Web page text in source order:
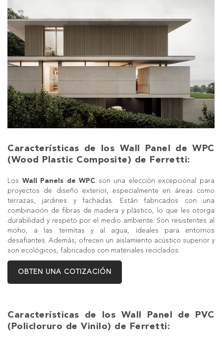
Características de los Wall Panel de WPC
(Wood Plastic Composite) de Ferretti:
Los Wall Panels de WPC son una elección excepcional para
proyectos de diseño exterior, especialmente en áreas como
terrazas, jardines y fachadas. Están fabricados con una
combinación de fibras de madera y plástico, lo que les otorga
durabilidad y respeto por el medio ambiente. Son resistentes al
moho, a las termitas y al agua, ideales para entornos
desafiantes. Además, ofrecen un aislamiento acústico superior y
son ecológicos, fabricados con materiales reciclados.
OBTEN UNA COTIZACIÓN
Características de los Wall Panel de PVC
(Policloruro de Vinilo) de Ferretti: